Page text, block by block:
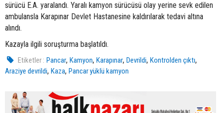
sürücü E.A. yaralandı. Yaralı kamyon sürücüsü olay yerine sevk edilen
ambulansla Karapınar Devlet Hastanesine kaldırılarak tedavi altına
alındı.
Kazayla ilgili soruşturma başlatıldı.
Etiketler : Pancar,Kamyon,Karapınar,Devrildi,Kontrolden çıktı,
Araziye devrildi, Kaza, Pancar yüklü kamyon